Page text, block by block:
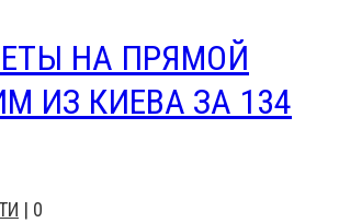
НА ПРЯМОЙ
ИЗ КИЕВА ЗА 134
| 0